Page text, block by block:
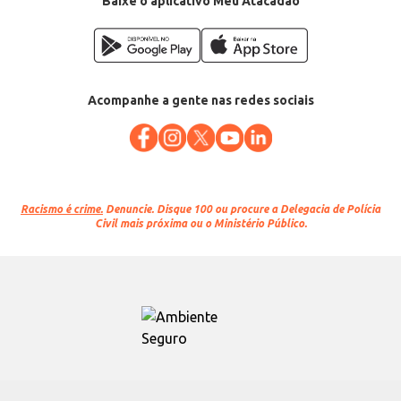
Acompanhe a gente nas redes sociais
Racismo é crime. Denuncie. Disque 100 ou procure a Delegacia de Polícia
Civil mais próxima ou o Ministério Público.